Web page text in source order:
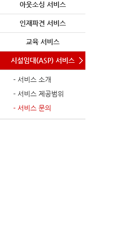
아웃소싱 서비스
인재파견 서비스
교육 서비스
시설임대(ASP) 서비스
- 서비스 소개
- 서비스 제공범위
- 서비스 문의